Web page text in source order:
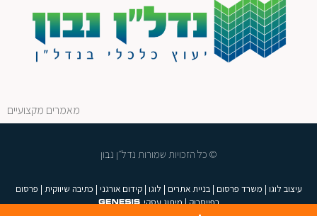
מאמרים מקצועיים
© כל הזכויות שמורות נדל״ן נבון
עיצוב לוגו | משרד פרסום |בניית אתרים | לוגו |קידום אורגני | כתיבה שיווקית | פרסום
בפייסבוק|מיתוג עסקי